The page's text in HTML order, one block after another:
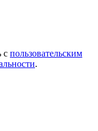
с пользовательским
.